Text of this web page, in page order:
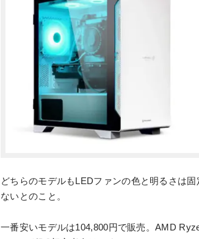
どちらのモデルもLEDファンの色と明るさは
ないとのこと。
一番安いモデルは104,800円で販売。AMD